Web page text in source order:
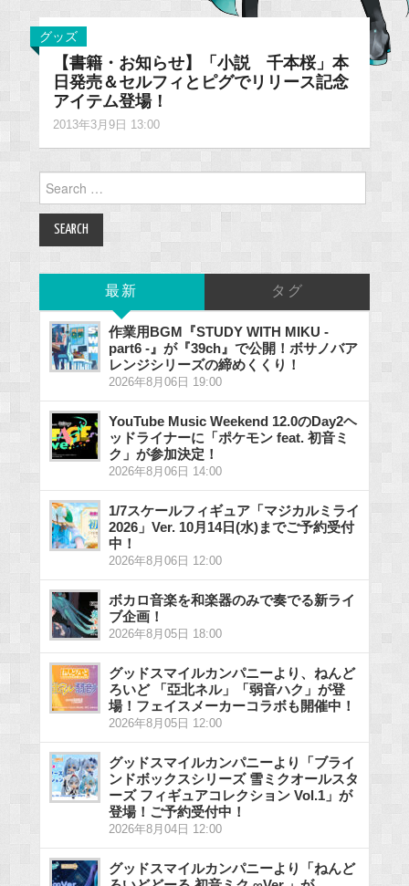
グッズ
【書籍・お知らせ】「小説 千本桜」本
日発売＆セルフィとピグでリリース記念
アイテム登場！
2013年3月9日 13:00
Search
for:
最新 タグ
作業用BGM『STUDY WITH MIKU -
part6 -』が『39ch』で公開！ボサノバア
レンジシリーズの締めくくり！
2026年8月06日 19:00
YouTube Music Weekend 12.0のDay2ヘ
ッドライナーに「ポケモン feat. 初音ミ
ク」が参加決定！
2026年8月06日 14:00
1/7スケールフィギュア「マジカルミライ
2026」Ver. 10月14日(水)までご予約受付
中！
2026年8月06日 12:00
ボカロ音楽を和楽器のみで奏でる新ライ
ブ企画！
2026年8月05日 18:00
グッドスマイルカンパニーより、ねんど
ろいど 「亞北ネル」「弱音ハク」が登
場！フェイスメーカーコラボも開催中！
2026年8月05日 12:00
グッドスマイルカンパニーより「ブライ
ンドボックスシリーズ 雪ミクオールスタ
ーズ フィギュアコレクション Vol.1」が
登場！ご予約受付中！
2026年8月04日 12:00
グッドスマイルカンパニーより「ねんど